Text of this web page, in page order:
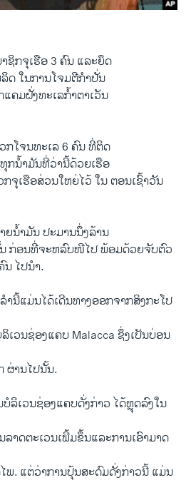
ຊິກຈຸເຮືອ 3 ຄົນ ແລະຍຶດ
ດ ໃນການໂຈມຕີກຳປັ່ນ
ຄມຝັ່ງທະເລກ້ຳຕາເວັນ
ກໂຈນທະເລ 6 ຄົນ ທີ່ຕິດ
ກນ້ຳມັນທີ່ວ່ານີ້ດ້ວຍເຮືອ
ຈຸເຮືອສ່ວນໃຫຍ່ໄວ້ ໃນ ຕອນເຊົ້າວັນ
ນ້ຳມັນ ປະມານນຶ່ງລ້ານ
ກ່ອນທີ່ຈະຫລົບໜີໄປ ພ້ອມດ້ວຍຈັບຕົວ
ນ ໄປນຳ.
ນີ້ແມ່ນໄດ້ເດີນທາງອອກຈາກສິງກະໂປ
ເວນຊ່ອງແຄບ Malacca ຊຶ່ງເປັນບ່ອນ
ຜ່ານໄປນັ້ນ.
ລິເວນຊ່ອງແຄບດັ່ງກ່າວ ໄດ້ຫຼຸດລົງໃນ
າດຕະເວນເພີ້ມຂຶ້ນແລະການເອົາມາດ
ພ. ແຕ່ວ່າການປຸ້ນສະດົມດັ່ງກ່າວນີ້ ແມ່ນ